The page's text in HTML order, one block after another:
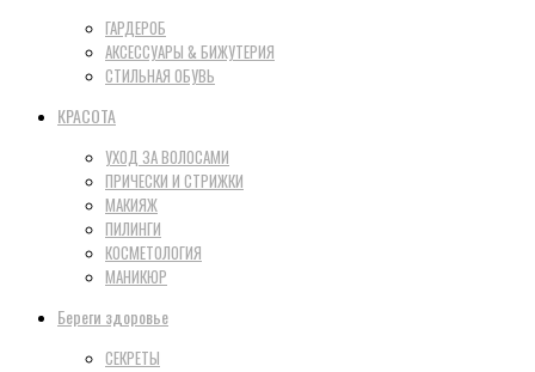
ГАРДЕРОБ
АКСЕССУАРЫ & БИЖУТЕРИЯ
СТИЛЬНАЯ ОБУВЬ
КРАСОТА
УХОД ЗА ВОЛОСАМИ
ПРИЧЕСКИ И СТРИЖКИ
МАКИЯЖ
ПИЛИНГИ
КОСМЕТОЛОГИЯ
МАНИКЮР
Береги здоровье
СЕКРЕТЫ